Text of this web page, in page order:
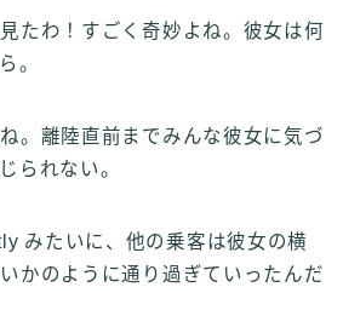
たわ！すごく奇妙よね。彼女は何
。
。離陸直前までみんな彼女に気づ
られない。
みたいに、他の乗客は彼女の横
かのように通り過ぎていったんだ